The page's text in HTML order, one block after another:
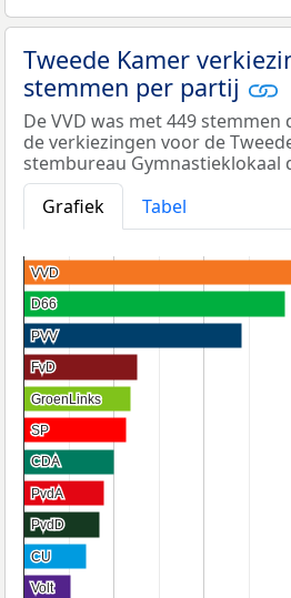
Tweede Kamer
stemmen per partij
De VVD was met 449
de verkiezingen voor de
stembureau Gymnastieklokaal
Grafiek
Tabel
VVD
VVD
D66
D66
PVV
PVV
FvD
FvD
GroenLinks
GroenLinks
SP
SP
CDA
CDA
PvdA
PvdA
PvdD
PvdD
CU
CU
Volt
Volt